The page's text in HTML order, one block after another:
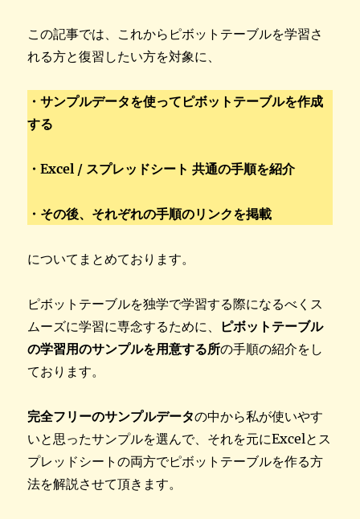
この記事では、これからピボットテーブルを学習さ
れる方と復習したい方を対象に、
・サンプルデータを使ってピボットテーブルを作成
する
・Excel / スプレッドシート 共通の手順を紹介
・その後、それぞれの手順のリンクを掲載
についてまとめております。
ピボットテーブルを独学で学習する際になるべくス
ムーズに学習に専念するために、
ピボットテーブル
の学習用のサンプルを用意する所の手順の紹介をし
ております。
完全フリーのサンプルデータの中から私が使いやす
いと思ったサンプルを選んで、それを元にExcelとス
プレッドシートの両方でピボットテーブルを作る方
法を解説させて頂きます。